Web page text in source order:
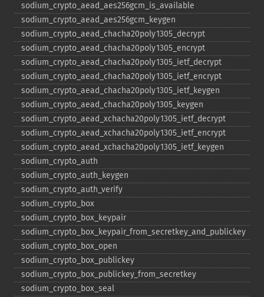
sodium_​crypto_​aead_​aes256gcm_​is_​available
sodium_​crypto_​aead_​aes256gcm_​keygen
sodium_​crypto_​aead_​chacha20poly1305_​decrypt
sodium_​crypto_​aead_​chacha20poly1305_​encrypt
sodium_​crypto_​aead_​chacha20poly1305_​ietf_​decrypt
sodium_​crypto_​aead_​chacha20poly1305_​ietf_​encrypt
sodium_​crypto_​aead_​chacha20poly1305_​ietf_​keygen
sodium_​crypto_​aead_​chacha20poly1305_​keygen
sodium_​crypto_​aead_​xchacha20poly1305_​ietf_​decrypt
sodium_​crypto_​aead_​xchacha20poly1305_​ietf_​encrypt
sodium_​crypto_​aead_​xchacha20poly1305_​ietf_​keygen
sodium_​crypto_​auth
sodium_​crypto_​auth_​keygen
sodium_​crypto_​auth_​verify
sodium_​crypto_​box
sodium_​crypto_​box_​keypair
sodium_​crypto_​box_​keypair_​from_​secretkey_​and_​publickey
sodium_​crypto_​box_​open
sodium_​crypto_​box_​publickey
sodium_​crypto_​box_​publickey_​from_​secretkey
sodium_​crypto_​box_​seal